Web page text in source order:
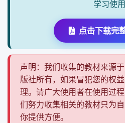
学习使用
点击下载完
声明：我们收集的教材来源
版社所有，如果冒犯您的权
理。请广大使用者在使用过
们努力收集相关的教材只为
你提供方便。